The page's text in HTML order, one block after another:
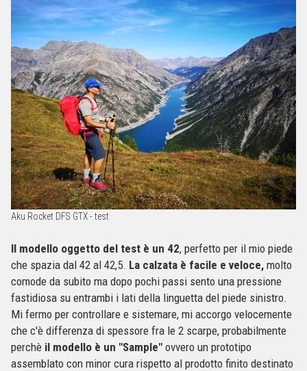
Aku Rocket DFS GTX - test
Il modello oggetto del test è un 42, perfetto per il mio piede
che spazia dal 42 al 42,5. La calzata è facile e veloce, molto
comode da subito ma dopo pochi passi sento una pressione
fastidiosa su entrambi i lati della linguetta del piede sinistro.
Mi fermo per controllare e sistemare, mi accorgo velocemente
che c'è differenza di spessore fra le 2 scarpe, probabilmente
perchè il modello è un "Sample" ovvero un prototipo
assemblato con minor cura rispetto al prodotto finito destinato